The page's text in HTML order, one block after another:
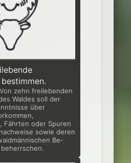
zehn freilebenden
Waldes soll der
über
Fährten oder Spuren
sowie deren
Be­